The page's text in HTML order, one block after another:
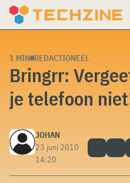
Skip
1 MIN REDACTIONEEL
Bringrr:
je telefoon
JOHAN
23 juni 2010
14:20